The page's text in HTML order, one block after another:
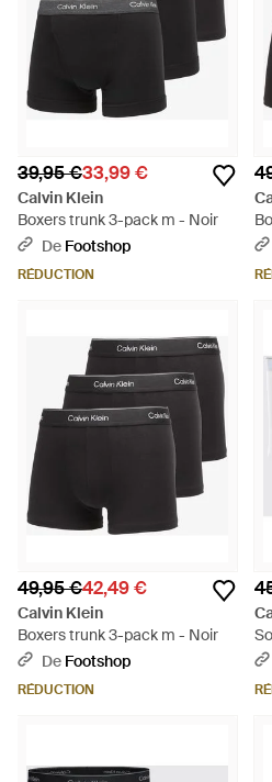
39,95 €33,99 €
Calvin Klein
Boxers trunk 3-pack m - Noir
De Footshop
RÉDUCTION
49,95 €42,49 €
Calvin Klein
Boxers trunk 3-pack m - Noir
De Footshop
RÉDUCTION